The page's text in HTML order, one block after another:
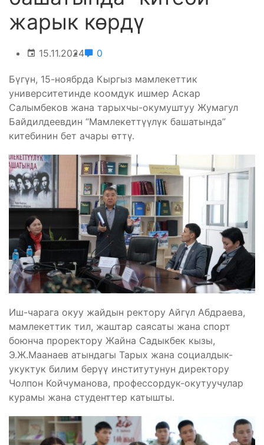
жарык көрдү
15.11.2024 0
Бүгүн, 15-ноябрда Кыргыз мамлекеттик
университетинде коомдук ишмер Аскар
Салымбеков жана тарыхчы-окумуштуу Жумагул
Байдилдеевдин “Мамлекеттүүлүк башатында”
китебинин бет ачары өттү.
Иш-чарага окуу жайдын ректору Айгүл Абдраева,
мамлекеттик тил, жаштар саясаты жана спорт
боюнча проректору Жайна Садыкбек кызы,
Э.Ж.Маанаев атындагы Тарых жана социалдык-
укуктук билим берүү институтунун директору
Чолпон Койчуманова, профессордук-окутуучулар
курамы жана студенттер катышты.